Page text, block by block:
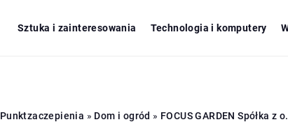
Sztuka i zainteresowania Technologia i komputery
Punktzaczepienia » Dom i ogród » FOCUS GARDEN Spółka z